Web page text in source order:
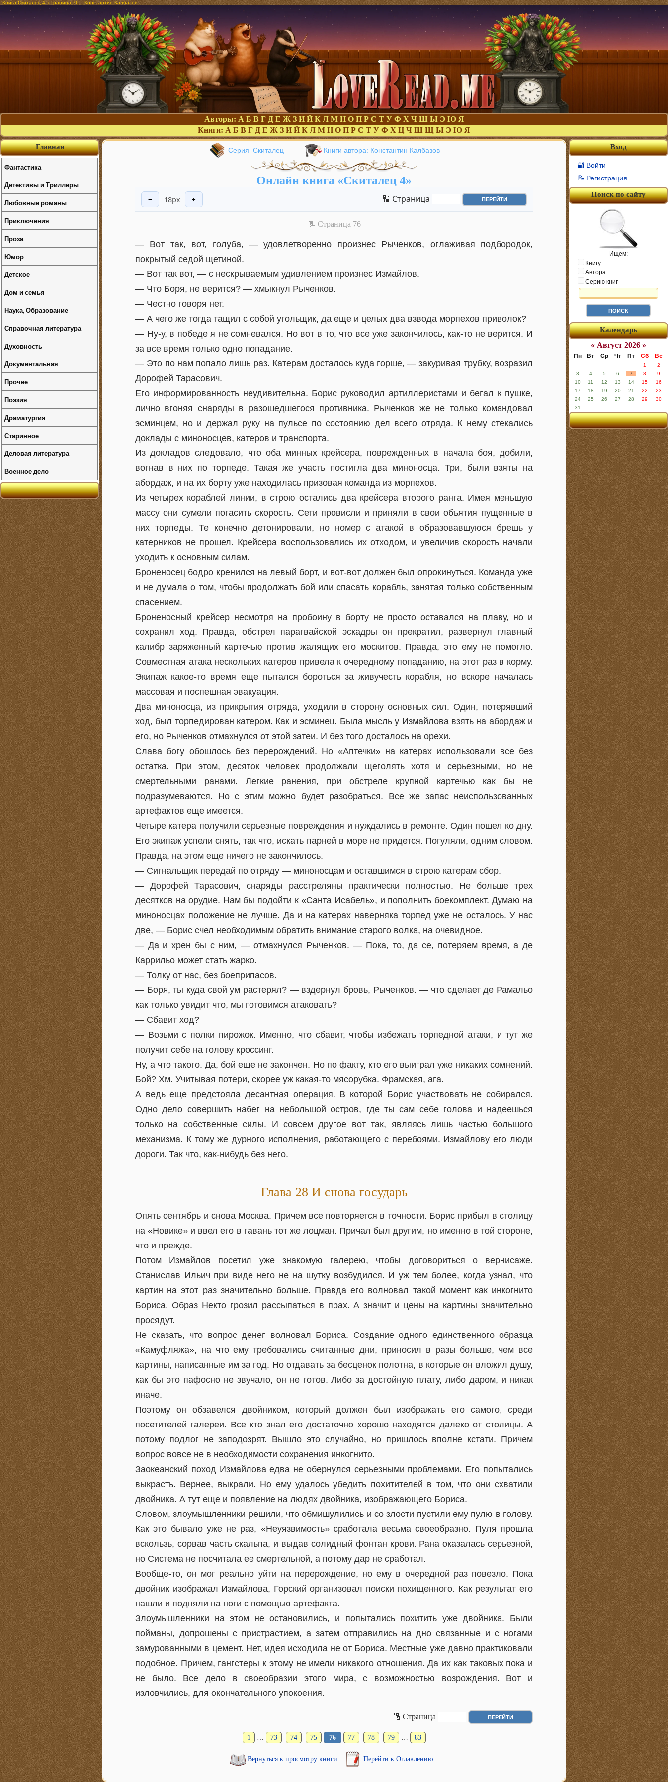
Книга Скиталец 4, страница 76 – Константин Калбазов
Авторы: А Б В Г Д Е Ж З И Й К Л М Н О П Р С Т У Ф Х Ч Ш Ы Э Ю Я
Книги: А Б В Г Д Е Ж З И Й К Л М Н О П Р С Т У Ф Х Ц Ч Ш Щ Ы Э Ю Я
Серия: Скиталец Книги автора: Константин Калбазов
Онлайн книга «Скиталец 4»
− 18px + 🔢 Страница
📃 Cтраница 76
— Вот так, вот, голуба, — удовлетворенно произнес Рыченков, оглаживая подбородок,
покрытый седой щетиной.
— Вот так вот, — с нескрываемым удивлением произнес Измайлов.
— Что Боря, не верится? — хмыкнул Рыченков.
— Честно говоря нет.
— А чего же тогда тащил с собой угольщик, да еще и целых два взвода морпехов приволок?
— Ну-у, в победе я не сомневался. Но вот в то, что все уже закончилось, как-то не верится. И
за все время только одно попадание.
— Это по нам попало лишь раз. Катерам досталось куда горше, — закуривая трубку, возразил
Дорофей Тарасович.
Его информированность неудивительна. Борис руководил артиллеристами и бегал к пушке,
лично вгоняя снаряды в разошедшегося противника. Рыченков же не только командовал
эсминцем, но и держал руку на пульсе по состоянию дел всего отряда. К нему стекались
доклады с миноносцев, катеров и транспорта.
Из докладов следовало, что оба минных крейсера, поврежденных в начала боя, добили,
вогнав в них по торпеде. Такая же участь постигла два миноносца. Три, были взяты на
абордаж, и на их борту уже находилась призовая команда из морпехов.
Из четырех кораблей линии, в строю остались два крейсера второго ранга. Имея меньшую
массу они сумели погасить скорость. Сети провисли и приняли в свои объятия пущенные в
них торпеды. Те конечно детонировали, но номер с атакой в образовавшуюся брешь у
катерников не прошел. Крейсера воспользовались их отходом, и увеличив скорость начали
уходить к основным силам.
Броненосец бодро кренился на левый борт, и вот-вот должен был опрокинуться. Команда уже
и не думала о том, чтобы продолжать бой или спасать корабль, занятая только собственным
спасением.
Броненосный крейсер несмотря на пробоину в борту не просто оставался на плаву, но и
сохранил ход. Правда, обстрел парагвайской эскадры он прекратил, развернул главный
калибр заряженный картечью против жалящих его москитов. Правда, это ему не помогло.
Совместная атака нескольких катеров привела к очередному попаданию, на этот раз в корму.
Экипаж какое-то время еще пытался бороться за живучесть корабля, но вскоре началась
массовая и поспешная эвакуация.
Два миноносца, из прикрытия отряда, уходили в сторону основных сил. Один, потерявший
ход, был торпедирован катером. Как и эсминец. Была мысль у Измайлова взять на абордаж и
его, но Рыченков отмахнулся от этой затеи. И без того досталось на орехи.
Слава богу обошлось без перерождений. Но «Аптечки» на катерах использовали все без
остатка. При этом, десяток человек продолжали щеголять хотя и серьезными, но не
смертельными ранами. Легкие ранения, при обстреле крупной картечью как бы не
подразумеваются. Но с этим можно будет разобраться. Все же запас неиспользованных
артефактов еще имеется.
Четыре катера получили серьезные повреждения и нуждались в ремонте. Один пошел ко дну.
Его экипаж успели снять, так что, искать парней в море не придется. Погуляли, одним словом.
Правда, на этом еще ничего не закончилось.
— Сигнальщик передай по отряду — миноносцам и оставшимся в строю катерам сбор.
— Дорофей Тарасович, снаряды расстреляны практически полностью. Не больше трех
десятков на орудие. Нам бы подойти к «Санта Исабель», и пополнить боекомплект. Думаю на
миноносцах положение не лучше. Да и на катерах наверняка торпед уже не осталось. У нас
две, — Борис счел необходимым обратить внимание старого волка, на очевидное.
— Да и хрен бы с ним, — отмахнулся Рыченков. — Пока, то, да се, потеряем время, а де
Каррильо может стать жарко.
— Толку от нас, без боеприпасов.
— Боря, ты куда свой ум растерял? — вздернул бровь, Рыченков. — что сделает де Рамальо
как только увидит что, мы готовимся атаковать?
— Сбавит ход?
— Возьми с полки пирожок. Именно, что сбавит, чтобы избежать торпедной атаки, и тут же
получит себе на голову кроссинг.
Ну, а что такого. Да, бой еще не закончен. Но по факту, кто его выиграл уже никаких сомнений.
Бой? Хм. Учитывая потери, скорее уж какая-то мясорубка. Фрамская, ага.
А ведь еще предстояла десантная операция. В которой Борис участвовать не собирался.
Одно дело совершить набег на небольшой остров, где ты сам себе голова и надеешься
только на собственные силы. И совсем другое вот так, являясь лишь частью большого
механизма. К тому же дурного исполнения, работающего с перебоями. Измайлову его люди
дороги. Так что, как-нибудь без него.
Глава 28 И снова государь
Опять сентябрь и снова Москва. Причем все повторяется в точности. Борис прибыл в столицу
на «Новике» и ввел его в гавань тот же лоцман. Причал был другим, но именно в той стороне,
что и прежде.
Потом Измайлов посетил уже знакомую галерею, чтобы договориться о вернисаже.
Станислав Ильич при виде него не на шутку возбудился. И уж тем более, когда узнал, что
картин на этот раз значительно больше. Правда его волновал такой момент как инкогнито
Бориса. Образ Некто грозил рассыпаться в прах. А значит и цены на картины значительно
просядут.
Не сказать, что вопрос денег волновал Бориса. Создание одного единственного образца
«Камуфляжа», на что ему требовались считанные дни, приносил в разы больше, чем все
картины, написанные им за год. Но отдавать за бесценок полотна, в которые он вложил душу,
как бы это пафосно не звучало, он не готов. Либо за достойную плату, либо даром, и никак
иначе.
Поэтому он обзавелся двойником, который должен был изображать его самого, среди
посетителей галереи. Все кто знал его достаточно хорошо находятся далеко от столицы. А
потому подлог не заподозрят. Вышло это случайно, но пришлось вполне кстати. Причем
вопрос вовсе не в необходимости сохранения инкогнито.
Заокеанский поход Измайлова едва не обернулся серьезными проблемами. Его попытались
выкрасть. Вернее, выкрали. Но ему удалось убедить похитителей в том, что они схватили
двойника. А тут еще и появление на людях двойника, изображающего Бориса.
Словом, злоумышленники решили, что обмишулились и со злости пустили ему пулю в голову.
Как это бывало уже не раз, «Неуязвимость» сработала весьма своеобразно. Пуля прошла
вскользь, сорвав часть скальпа, и выдав солидный фонтан крови. Рана оказалась серьезной,
но Система не посчитала ее смертельной, а потому дар не сработал.
Вообще-то, он мог реально уйти на перерождение, но ему в очередной раз повезло. Пока
двойник изображал Измайлова, Горский организовал поиски похищенного. Как результат его
нашли и подняли на ноги с помощью артефакта.
Злоумышленники на этом не остановились, и попытались похитить уже двойника. Были
пойманы, допрошены с пристрастием, а затем отправились на дно связанные и с ногами
замурованными в цемент. Нет, идея исходила не от Бориса. Местные уже давно практиковали
подобное. Причем, гангстеры к этому не имели никакого отношения. Да их как таковых пока и
не было. Все дело в своеобразии этого мира, с возможностью возрождения. Вот и
изловчились, для окончательного упокоения.
🔢 Страница
1 … 73 74 75 76 77 78 79 … 83
Вернуться к просмотру книги Перейти к Оглавлению
Вход
🔐 Войти
📝 Регистрация
Поиск по сайту
Ищем:
Книгу
Автора
Серию книг
Календарь
« Август 2026 »
Пн Вт Ср Чт Пт Сб Вс
1
2
3
4 5 6 7 8
9
10
11 12 13 14 15
16
17
18 19 20 21 22
23
24
25 26 27 28 29
30
31
Главная
Фантастика
Детективы и Триллеры
Любовные романы
Приключения
Проза
Юмор
Детское
Дом и семья
Наука, Образование
Справочная литература
Духовность
Документальная
Прочее
Поэзия
Драматургия
Старинное
Деловая литература
Военное дело